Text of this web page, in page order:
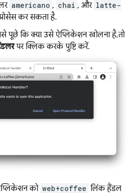
americano , chai , और latte-
कर सकता है.
कि क्या उसे ऐप्लिकेशन खोलना है, तो
पर क्लिक करके पुष्टि करें.
को web+coffee लिंक हैंडल